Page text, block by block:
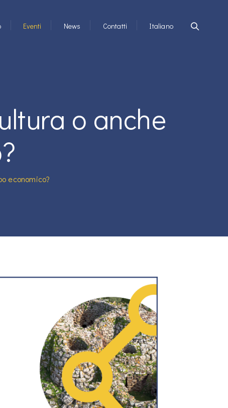
Eventi News Contatti Italiano
o anche
economico?